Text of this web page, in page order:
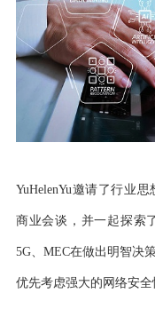
YuHelenYu邀请了行业
商业会谈，并一起探索
5G、MEC在做出明智决
优先考虑强大的网络安全